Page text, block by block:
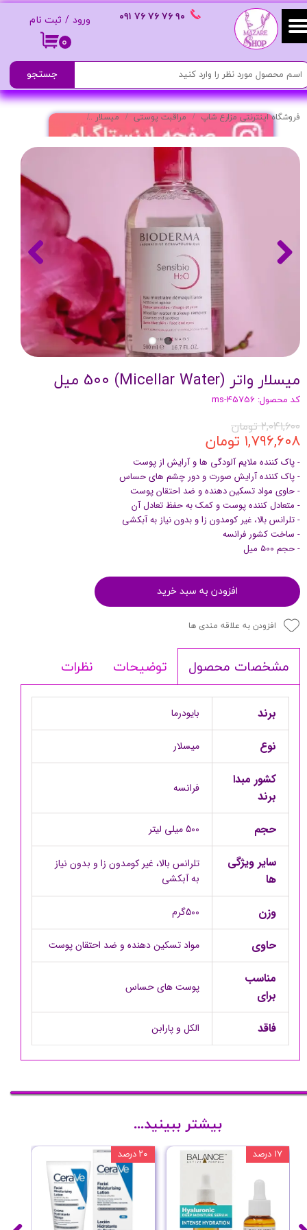
۰
ورود / ثبت نام
حساب کاربری من
تغییر گذر واژه
سفارشات
خروج از حساب کاربری
٩٠ ٧۶ ٧۶ ٧۶ ٠٩١
جستجو
فروشگاه اینترنتی مزارع شاپ مراقبت پوستی میسلار میسلار واتر (Micellar Water) 500 میل
میسلار واتر (Micellar Water) 500 میل
کد محصول: ms-45756
۲,۰۴۱,۶۰۰ تومان
۱,۷۹۶,۶۰۸ تومان
- پاک کننده ملایم آلودگی ها و آرایش از پوست
- پاک کننده آرایش صورت و دور چشم های حساس
- حاوی مواد تسکین دهنده و ضد احتقان پوست
- متعادل کننده پوست و کمک به حفظ تعادل آن
- تلرانس بالا، غیر کومدون زا و بدون نیاز به آبکشی
- ساخت کشور فرانسه
- حجم 500 میل
افزودن به سبد خرید
افزودن به علاقه مندی ها
مشخصات محصول توضیحات نظرات
برند بایودرما
نوع میسلار
کشور مبدا
برند
فرانسه
حجم 500 میلی لیتر
سایر ویژگی
ها
تلرانس بالا، غیر کومدون زا و بدون نیاز
به آبکشی
وزن 500گرم
حاوی مواد تسکین دهنده و ضد احتقان پوست
مناسب
برای
پوست های حساس
فاقد الکل و پارابن
۲۰ درصد ۱۷ درصد
بیشتر ببینید...